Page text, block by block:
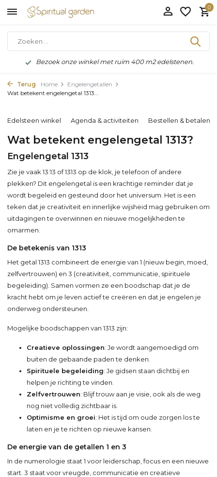
0
Bezoek onze winkel met ruim 400 m2 edelstenen.
Terug Home
Engelengetallen
Wat betekent engelengetal 1313...
Edelsteen winkel Agenda & activiteiten Bestellen & betalen
Wat betekent engelengetal 1313?
Engelengetal 1313
Zie je vaak 13:13 of 1313 op de klok, je telefoon of andere
plekken? Dit engelengetal is een krachtige reminder dat je
wordt begeleid en gesteund door het universum. Het is een
teken dat je creativiteit en innerlijke wijsheid mag gebruiken om
uitdagingen te overwinnen en nieuwe mogelijkheden te
omarmen.
De betekenis van 1313
Het getal 1313 combineert de energie van 1 (nieuw begin, moed,
zelfvertrouwen) en 3 (creativiteit, communicatie, spirituele
begeleiding). Samen vormen ze een boodschap dat je de
kracht hebt om je leven actief te creëren en dat je engelen je
onderweg ondersteunen.
Mogelijke boodschappen van 1313 zijn:
Creatieve oplossingen: Je wordt aangemoedigd om
buiten de gebaande paden te denken.
Spirituele begeleiding: Je gidsen staan dichtbij en
helpen je richting te vinden.
Zelfvertrouwen: Blijf trouw aan je visie, ook als de weg
nog niet volledig zichtbaar is.
Optimisme en groei: Het is tijd om oude zorgen los te
laten en je te richten op nieuwe kansen.
De energie van de getallen 1 en 3
In de numerologie staat 1 voor leiderschap, focus en een nieuwe
start. 3 staat voor vreugde, communicatie en creatieve